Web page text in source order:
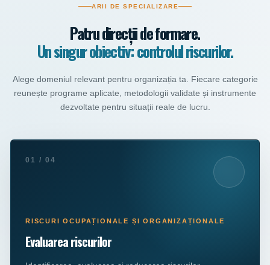
ARII DE SPECIALIZARE
Patru direcții de formare.
Un singur obiectiv: controlul riscurilor.
Alege domeniul relevant pentru organizația ta. Fiecare categorie
reunește programe aplicate, metodologii validate și instrumente
dezvoltate pentru situații reale de lucru.
01 / 04
RISCURI OCUPAȚIONALE ȘI ORGANIZAȚIONALE
Evaluarea riscurilor